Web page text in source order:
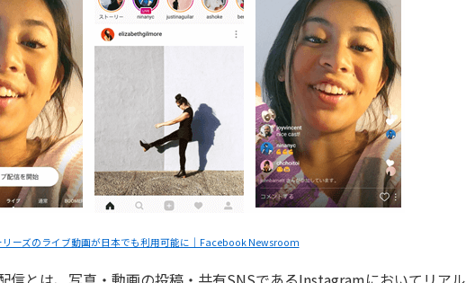
リーズのライブ動画が日本でも利用可能に｜Facebook Newsroom